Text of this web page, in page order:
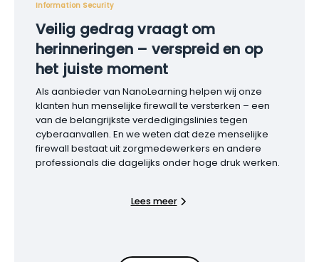
Information Security
Veilig gedrag vraagt om
herinneringen – verspreid en op
het juiste moment
Als aanbieder van NanoLearning helpen wij onze
klanten hun menselijke firewall te versterken – een
van de belangrijkste verdedigingslinies tegen
cyberaanvallen. En we weten dat deze menselijke
firewall bestaat uit zorgmedewerkers en andere
professionals die dagelijks onder hoge druk werken.
Lees meer